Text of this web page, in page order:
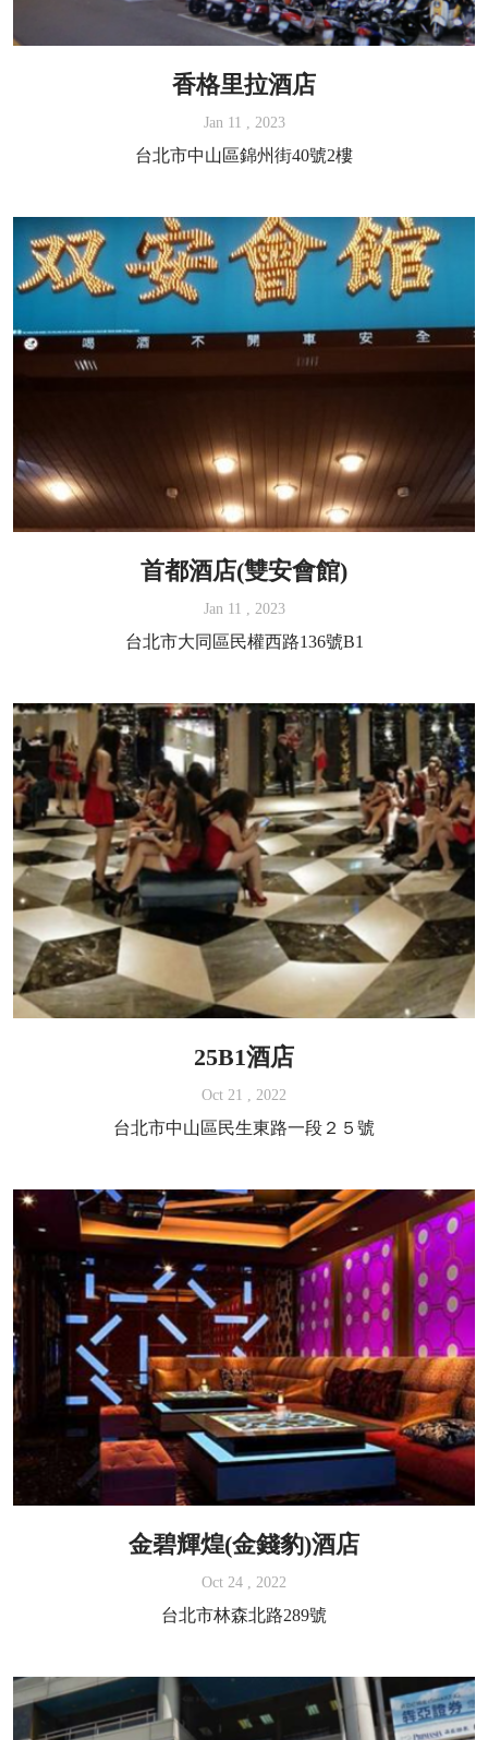
香格里拉酒店
Jan 11 , 2023
台北市中山區錦州街40號2樓
首都酒店(雙安會館)
Jan 11 , 2023
台北市大同區民權西路136號B1
25B1酒店
Oct 21 , 2022
台北市中山區民生東路一段２５號
金碧輝煌(金錢豹)酒店
Oct 24 , 2022
台北市林森北路289號